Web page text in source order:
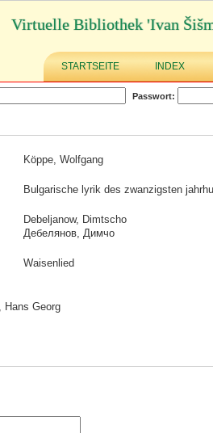
Virtuelle Bibliothek 'Ivan
STARTSEITE INDEX
Passwort:
Köppe, Wolfgang
Bulgarische lyrik des zwanzigsten
Debeljanow, Dimtscho
Дебелянов, Димчо
Waisenlied
Hans Georg